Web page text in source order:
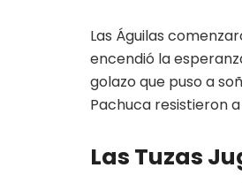
Las Águilas
encendió la
golazo que puso a
Pachuca resistieron
Las Tuzas